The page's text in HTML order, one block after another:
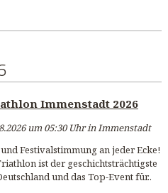
Immenstadt 2026
um 05:30 Uhr in Immenstadt
Festivalstimmung an jeder Ecke!
ist der geschichtsträchtigste
und das Top-Event für..